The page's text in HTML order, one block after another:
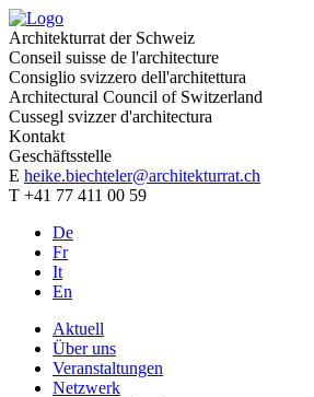
Architekturrat der Schweiz
Conseil suisse de l'architecture
Consiglio svizzero dell'architettura
Architectural Council of Switzerland
Cussegl svizzer d'architectura
Kontakt
Geschäftsstelle
E heike.biechteler@architekturrat.ch
T +41 77 411 00 59
De
Fr
It
En
Aktuell
Über uns
Veranstaltungen
Netzwerk